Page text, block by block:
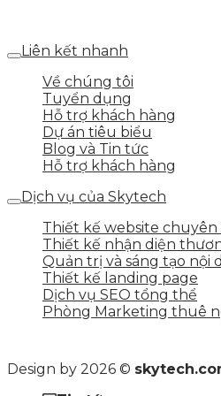
Liên kết nhanh
Về chúng tôi
Tuyển dụng
Hỗ trợ khách hàng
Dự án tiêu biểu
Blog và Tin tức
Hỗ trợ khách hàng
Dịch vụ của Skytech
Thiết kế website
Thiết kế nhận diện
Quản trị và sáng tạo nội
Thiết kế landing page
Dịch vụ SEO tổng thể
Phòng Marketing thuê
Design by 2026 ©